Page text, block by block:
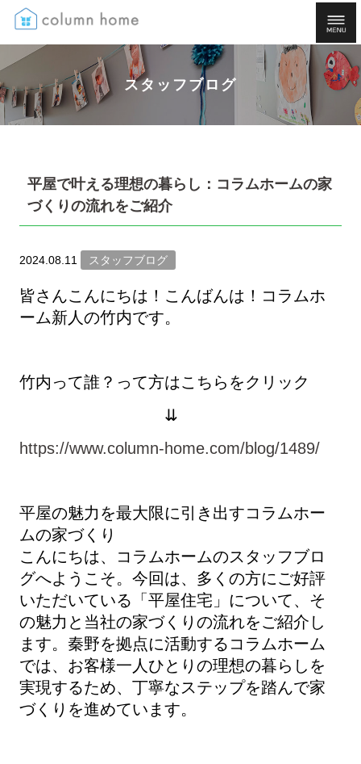
スタッフブログ
平屋で叶える理想の暮らし：コラムホームの家
づくりの流れをご紹介
2024.08.11 スタッフブログ
皆さんこんにちは！こんばんは！コラムホ
ーム新人の竹内です。
竹内って誰？って方はこちらをクリック
⇊
https://www.column-home.com/blog/1489/
平屋の魅力を最大限に引き出すコラムホー
ムの家づくり
こんにちは、コラムホームのスタッフブロ
グへようこそ。今回は、多くの方にご好評
いただいている「平屋住宅」について、そ
の魅力と当社の家づくりの流れをご紹介し
ます。秦野を拠点に活動するコラムホーム
では、お客様一人ひとりの理想の暮らしを
実現するため、丁寧なステップを踏んで家
づくりを進めています。